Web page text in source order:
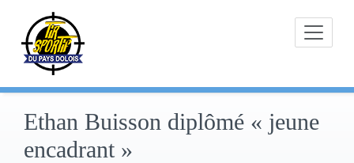
content
Ethan Buisson diplômé « jeune
encadrant »